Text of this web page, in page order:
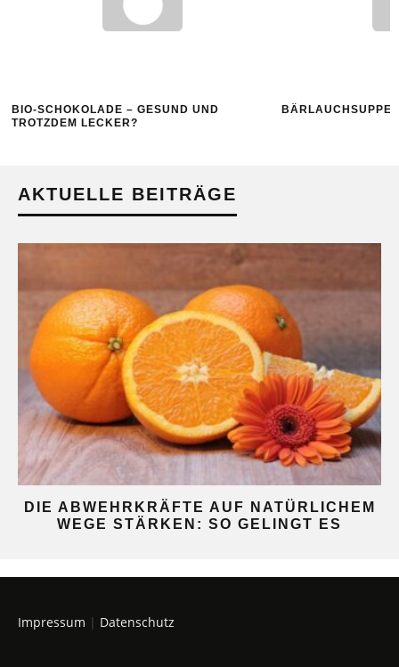
BIO-SCHOKOLADE – GESUND UND
TROTZDEM LECKER?
BÄRLAUCHSUPPE
AKTUELLE BEITRÄGE
DIE ABWEHRKRÄFTE AUF NATÜRLICHEM
WEGE STÄRKEN: SO GELINGT ES
Impressum | Datenschutz